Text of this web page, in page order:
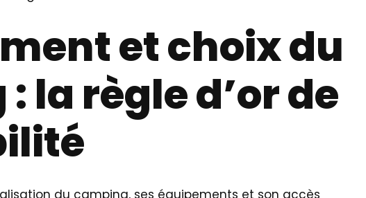
et choix du
la règle d’or de
du camping, ses équipements et son accès